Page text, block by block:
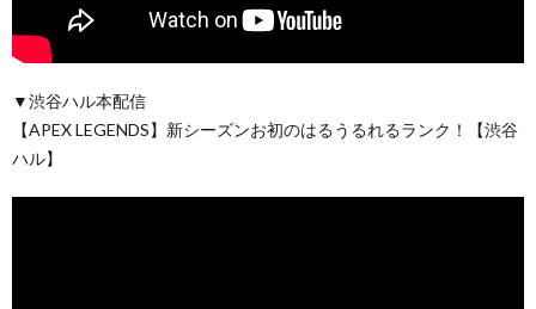
▼渋谷ハル本配信
【APEX LEGENDS】新シーズンお初のはるうるれるランク！【渋谷
ハル】